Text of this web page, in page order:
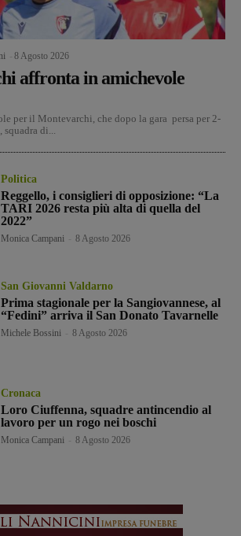
8 Agosto 2026
affronta in amichevole
per il Montevarchi, che dopo la gara persa per 2-
di...
Politica
Reggello, i consiglieri di opposizione: “La
TARI 2026 resta più alta di quella del
2022”
Monica Campani 8 Agosto 2026
San Giovanni Valdarno
Prima stagionale per la Sangiovannese, al
“Fedini” arriva il San Donato Tavarnelle
Michele Bossini 8 Agosto 2026
Cronaca
Loro Ciuffenna, squadre antincendio al
lavoro per un rogo nei boschi
Monica Campani 8 Agosto 2026